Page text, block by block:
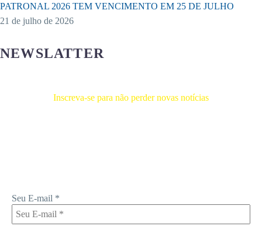
PATRONAL 2026 TEM VENCIMENTO EM 25 DE JULHO
21 de julho de 2026
NEWSLATTER
Inscreva-se para não perder novas notícias
Seu E-mail *